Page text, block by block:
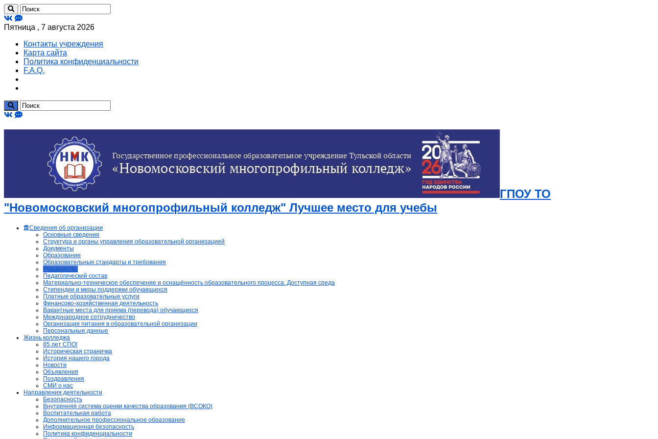
Пятница , 7 августа 2026
Контакты учреждения
Карта сайта
Политика конфиденциальности
F.A.Q.
ГПОУ ТО
"Новомосковский многопрофильный колледж" Лучшее место для учебы
Сведения об организации
Основные сведения
Структура и органы управления образовательной организацией
Документы
Образование
Образовательные стандарты и требования
Руководство
Педагогический состав
Материально-техническое обеспечение и оснащённость образовательного процесса. Доступная среда
Стипендии и меры поддержки обучающихся
Платные образовательные услуги
Финансово-хозяйственная деятельность
Вакантные места для приема (перевода) обучающихся
Международное сотрудничество
Организация питания в образовательной организации
Персональные данные
Жизнь колледжа
85 лет СПО!
Историческая страничка
История нашего города
Новости
Объявления
Поздравления
СМИ о нас
Направления деятельности
Безопасность
Внутренняя система оценки качества образования (ВСОКО)
Воспитательная работа
Дополнительное профессиональное образование
Информационная безопасность
Политика конфиденциальности